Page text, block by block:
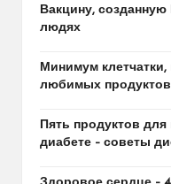
Вакцину,
людях
Минимум
любимых продуктов
Пять продуктов
диабете – советы